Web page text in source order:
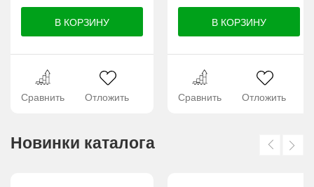
Сравнить Отложить Сравнить Отложить
Новинки каталога